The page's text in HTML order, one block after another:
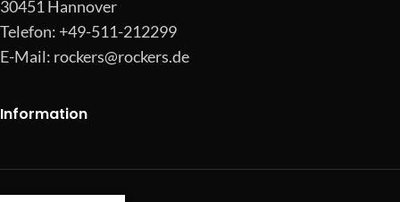
30451 Hannover
Telefon: +49-511-212299
E-Mail: rockers@rockers.de
Information